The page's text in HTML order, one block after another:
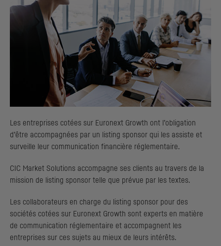
Les entreprises cotées sur Euronext Growth ont l’obligation
d’être accompagnées par un listing sponsor qui les assiste et
surveille leur communication financière réglementaire.
CIC Market Solutions accompagne ses clients au travers de la
mission de listing sponsor telle que prévue par les textes.
Les collaborateurs en charge du listing sponsor pour des
sociétés cotées sur Euronext Growth sont experts en matière
de communication réglementaire et accompagnent les
entreprises sur ces sujets au mieux de leurs intérêts.